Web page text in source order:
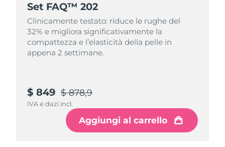
Set FAQ™ 202
Clinicamente testato: riduce le rughe del
32% e migliora significativamente la
compattezza e l’elasticità della pelle in
appena 2 settimane.
$ 849 $ 878,9
IVA e dazi incl.
Aggiungi al carrello
Messico
Monaco Consegna stimata
Paesi Bassi
Norvegia
8/14/26